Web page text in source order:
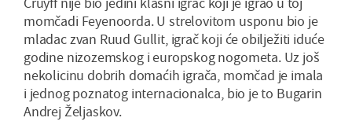
momčadi Feyenoorda. U strelovitom usponu bio je
mladac zvan Ruud Gullit, igrač koji će obilježiti iduće
godine nizozemskog i europskog nogometa. Uz još
nekolicinu dobrih domaćih igrača, momčad je imala
i jednog poznatog internacionalca, bio je to Bugarin
Andrej Željaskov.